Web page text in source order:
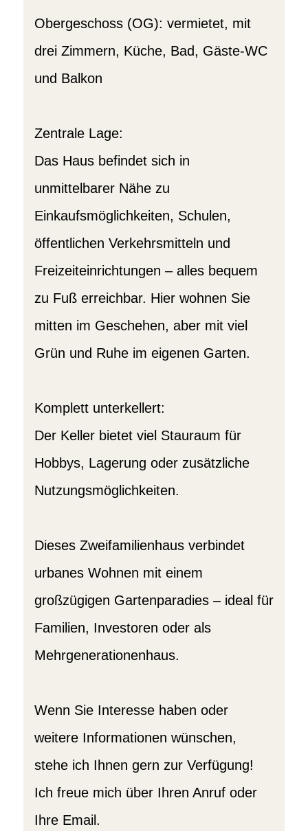
Obergeschoss (OG): vermietet, mit
drei Zimmern, Küche, Bad, Gäste-WC
und Balkon
Zentrale Lage:
Das Haus befindet sich in
unmittelbarer Nähe zu
Einkaufsmöglichkeiten, Schulen,
öffentlichen Verkehrsmitteln und
Freizeiteinrichtungen – alles bequem
zu Fuß erreichbar. Hier wohnen Sie
mitten im Geschehen, aber mit viel
Grün und Ruhe im eigenen Garten.
Komplett unterkellert:
Der Keller bietet viel Stauraum für
Hobbys, Lagerung oder zusätzliche
Nutzungsmöglichkeiten.
Dieses Zweifamilienhaus verbindet
urbanes Wohnen mit einem
großzügigen Gartenparadies – ideal für
Familien, Investoren oder als
Mehrgenerationenhaus.
Wenn Sie Interesse haben oder
weitere Informationen wünschen,
stehe ich Ihnen gern zur Verfügung!
Ich freue mich über Ihren Anruf oder
Ihre Email.